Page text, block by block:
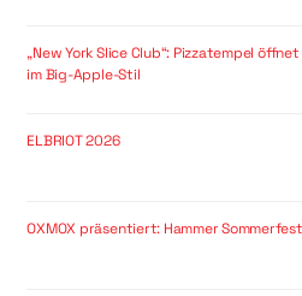
„New York Slice Club“: Pizzatempel
im Big-Apple-Stil
ELBRIOT 2026
OXMOX präsentiert: Hammer